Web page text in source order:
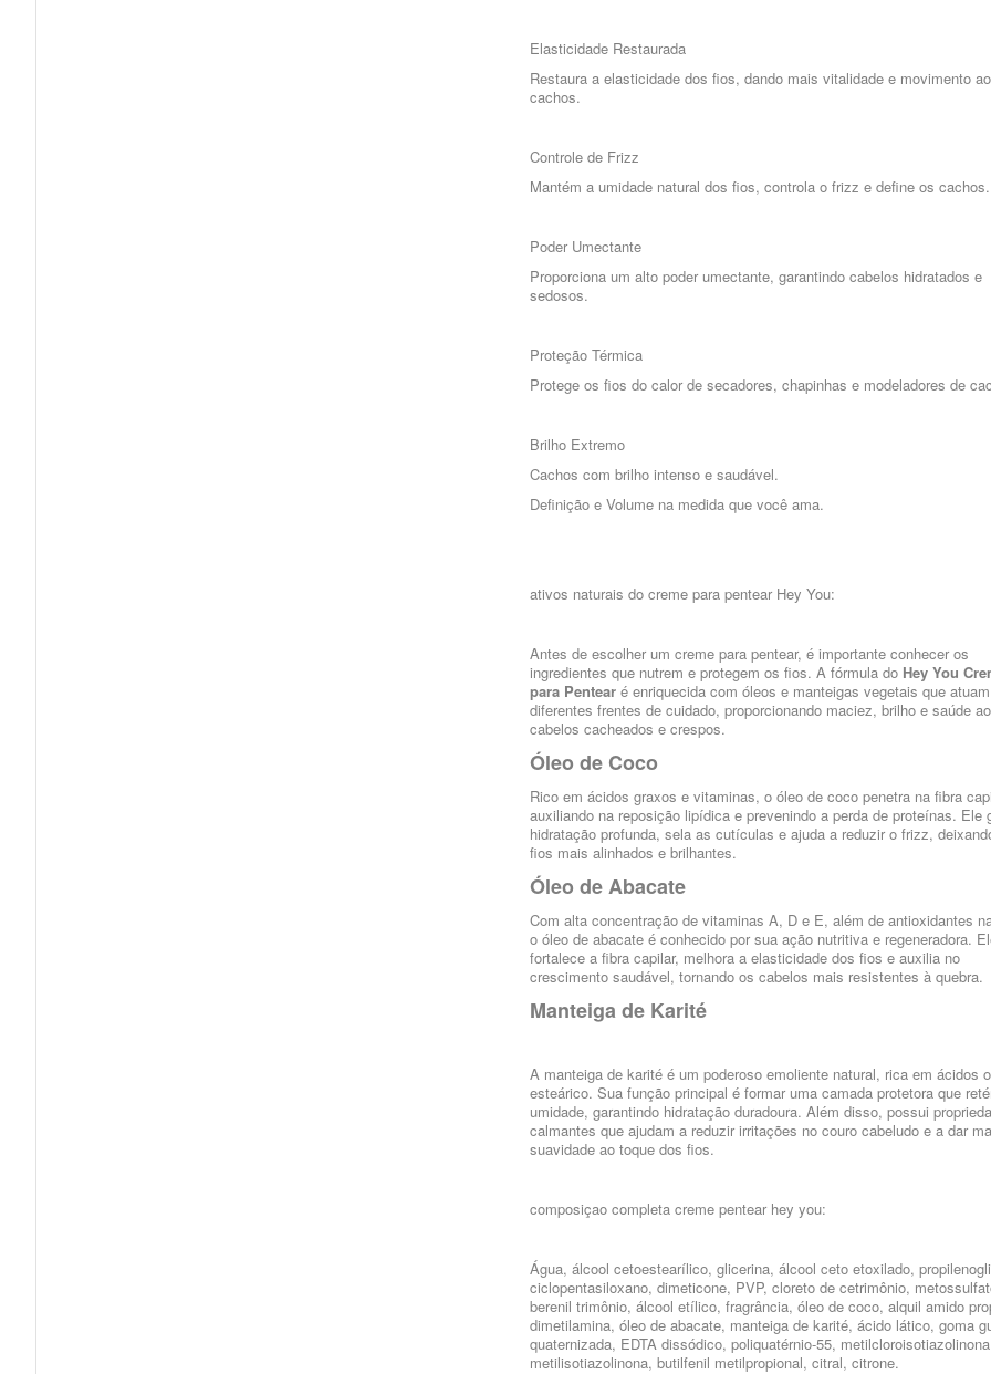
Elasticidade Restaurada
Restaura a elasticidade dos fios, dando mais vitalidade e movimento
cachos.
Controle de Frizz
Mantém a umidade natural dos fios, controla o frizz e define os cachos.
Poder Umectante
Proporciona um alto poder umectante, garantindo cabelos hidratados e
sedosos.
Proteção Térmica
Protege os fios do calor de secadores, chapinhas e modeladores de
Brilho Extremo
Cachos com brilho intenso e saudável.
Definição e Volume na medida que você ama.
ativos naturais do creme para pentear Hey You:
Antes de escolher um creme para pentear, é importante conhecer os
ingredientes que nutrem e protegem os fios. A fórmula do Hey You
para Pentearé enriquecida com óleos e manteigas vegetais que
diferentes frentes de cuidado, proporcionando maciez, brilho e saúde
cabelos cacheados e crespos.
Óleo de Coco
Rico em ácidos graxos e vitaminas, o óleo de coco penetra na fibra
auxiliando na reposição lipídica e prevenindo a perda de proteínas. Ele
hidratação profunda, sela as cutículas e ajuda a reduzir o frizz,
fios mais alinhados e brilhantes.
Óleo de Abacate
Com alta concentração de vitaminas A, D e E, além de antioxidantes
o óleo de abacate é conhecido por sua ação nutritiva e regeneradora.
fortalece a fibra capilar, melhora a elasticidade dos fios e auxilia no
crescimento saudável, tornando os cabelos mais resistentes à quebra.
Manteiga de Karité
A manteiga de karité é um poderoso emoliente natural, rica em ácidos
esteárico. Sua função principal é formar uma camada protetora que
umidade, garantindo hidratação duradoura. Além disso, possui
calmantes que ajudam a reduzir irritações no couro cabeludo e a dar
suavidade ao toque dos fios.
composiçao completa creme pentear hey you:
Água, álcool cetoestearílico, glicerina, álcool ceto etoxilado,
ciclopentasiloxano, dimeticone, PVP, cloreto de cetrimônio,
berenil trimônio, álcool etílico, fragrância, óleo de coco, alquil amido
dimetilamina, óleo de abacate, manteiga de karité, ácido lático, goma
quaternizada, EDTA dissódico, poliquatérnio-55, metilcloroisotiazolinona,
metilisotiazolinona, butilfenil metilpropional, citral, citrone.